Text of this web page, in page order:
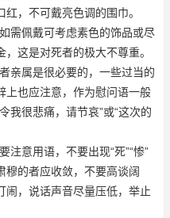
，不可戴亮色调的围巾。
需佩戴可考虑素色的饰品或尽
这是对死者的极大不尊重。
亲属是很必要的，一些过当的
上也应注意，作为慰问语一般
我很悲痛，请节哀”或“这次的
注意用语，不要出现“死”“惨”
穆的者应收敛，不要高谈阔
闹，说话声音尽量压低，举止